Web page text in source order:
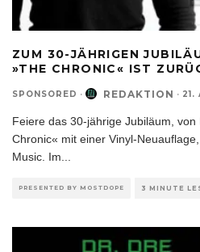
ZUM 30-JÄHRIGEN
»THE CHRONIC« IST
SPONSORED · REDAKTION · 21.
Feiere das 30-jährige Jubiläum,
Chronic« mit einer Vinyl-
Music. Im
PRESENTED BY MOSTDOPE 3 MINUTE